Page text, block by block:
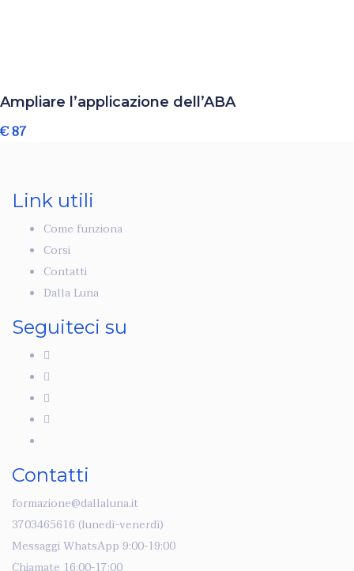
Ampliare l’applicazione dell’ABA
€ 87
Link utili
Come funziona
Corsi
Contatti
Dalla Luna
Seguiteci su
Contatti
formazione@dallaluna.it
3703465616 (lunedì-venerdì)
Messaggi WhatsApp 9:00-19:00